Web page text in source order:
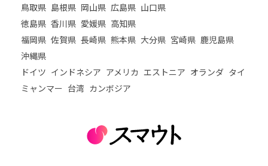
鳥取県 島根県 岡山県 広島県 山口県
徳島県 香川県 愛媛県 高知県
福岡県 佐賀県 長崎県 熊本県 大分県 宮崎県 鹿児島県
沖縄県
ドイツ インドネシア アメリカ エストニア オランダ タイ
ミャンマー 台湾 カンボジア